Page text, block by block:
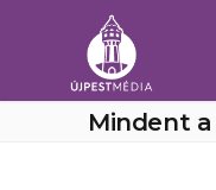
Mindent